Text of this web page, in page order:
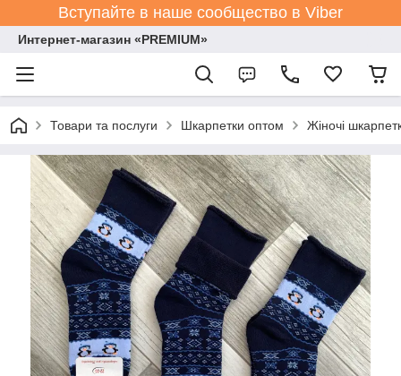
Вступайте в наше сообщество в Viber
Интернет-магазин «PREMIUM»
Товари та послуги Шкарпетки оптом Жіночі